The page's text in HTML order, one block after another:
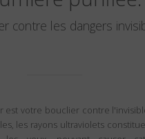
contre les dangers
est votre bouclier contre
les rayons ultraviolets